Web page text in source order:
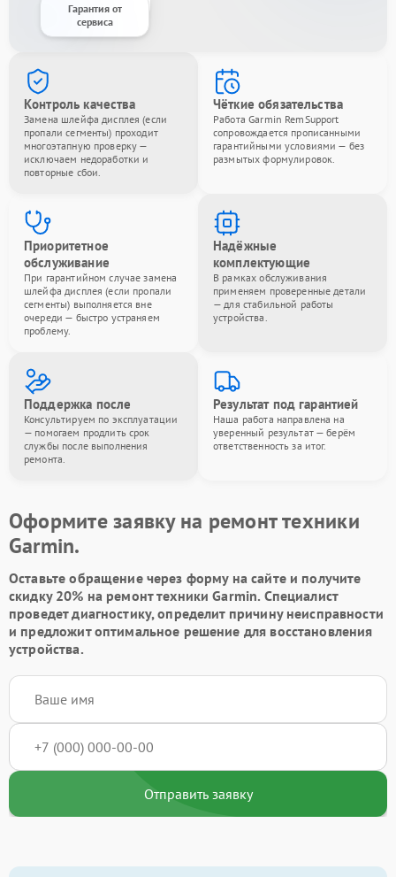
Гарантия от
сервиса
Контроль качества
Замена шлейфа дисплея (если
пропали сегменты) проходит
многоэтапную проверку —
исключаем недоработки и
повторные сбои.
Чёткие обязательства
Работа Garmin RemSupport
сопровождается прописанными
гарантийными условиями — без
размытых формулировок.
Приоритетное
обслуживание
При гарантийном случае замена
шлейфа дисплея (если пропали
сегменты) выполняется вне
очереди — быстро устраняем
проблему.
Надёжные
комплектующие
В рамках обслуживания
применяем проверенные детали
— для стабильной работы
устройства.
Поддержка после
Консультируем по эксплуатации
— помогаем продлить срок
службы после выполнения
ремонта.
Результат под гарантией
Наша работа направлена на
уверенный результат — берём
ответственность за итог.
Оформите заявку на ремонт техники
Garmin.
Оставьте обращение через форму на сайте и получите
скидку 20% на ремонт техники Garmin. Специалист
проведет диагностику, определит причину неисправности
и предложит оптимальное решение для восстановления
устройства.
Отправить заявку